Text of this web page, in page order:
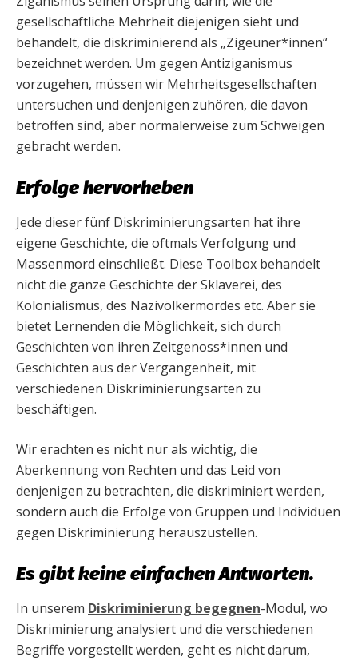
gesellschaftliche Mehrheit diejenigen sieht und
behandelt, die diskriminierend als „Zigeuner*innen“
bezeichnet werden. Um gegen Antiziganismus
vorzugehen, müssen wir Mehrheitsgesellschaften
untersuchen und denjenigen zuhören, die davon
betroffen sind, aber normalerweise zum Schweigen
gebracht werden.
Erfolge hervorheben
Jede dieser fünf Diskriminierungsarten hat ihre
eigene Geschichte, die oftmals Verfolgung und
Massenmord einschließt. Diese Toolbox behandelt
nicht die ganze Geschichte der Sklaverei, des
Kolonialismus, des Nazivölkermordes etc. Aber sie
bietet Lernenden die Möglichkeit, sich durch
Geschichten von ihren Zeitgenoss*innen und
Geschichten aus der Vergangenheit, mit
verschiedenen Diskriminierungsarten zu
beschäftigen.
Wir erachten es nicht nur als wichtig, die
Aberkennung von Rechten und das Leid von
denjenigen zu betrachten, die diskriminiert werden,
sondern auch die Erfolge von Gruppen und Individuen
gegen Diskriminierung herauszustellen.
Es gibt keine einfachen Antworten.
In unserem Diskriminierung begegnen-Modul, wo
Diskriminierung analysiert und die verschiedenen
Begriffe vorgestellt werden, geht es nicht darum,